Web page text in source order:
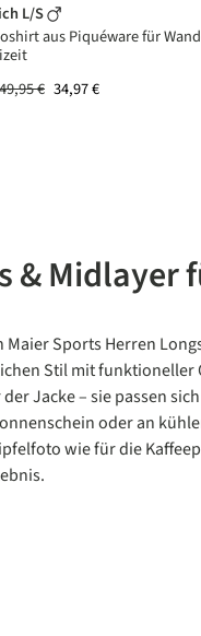
L/S
aus Piquéware für
49,95 € 34,97 €
&
Sports Herren
Stil mit
Jacke – sie passen
oder an
wie für die